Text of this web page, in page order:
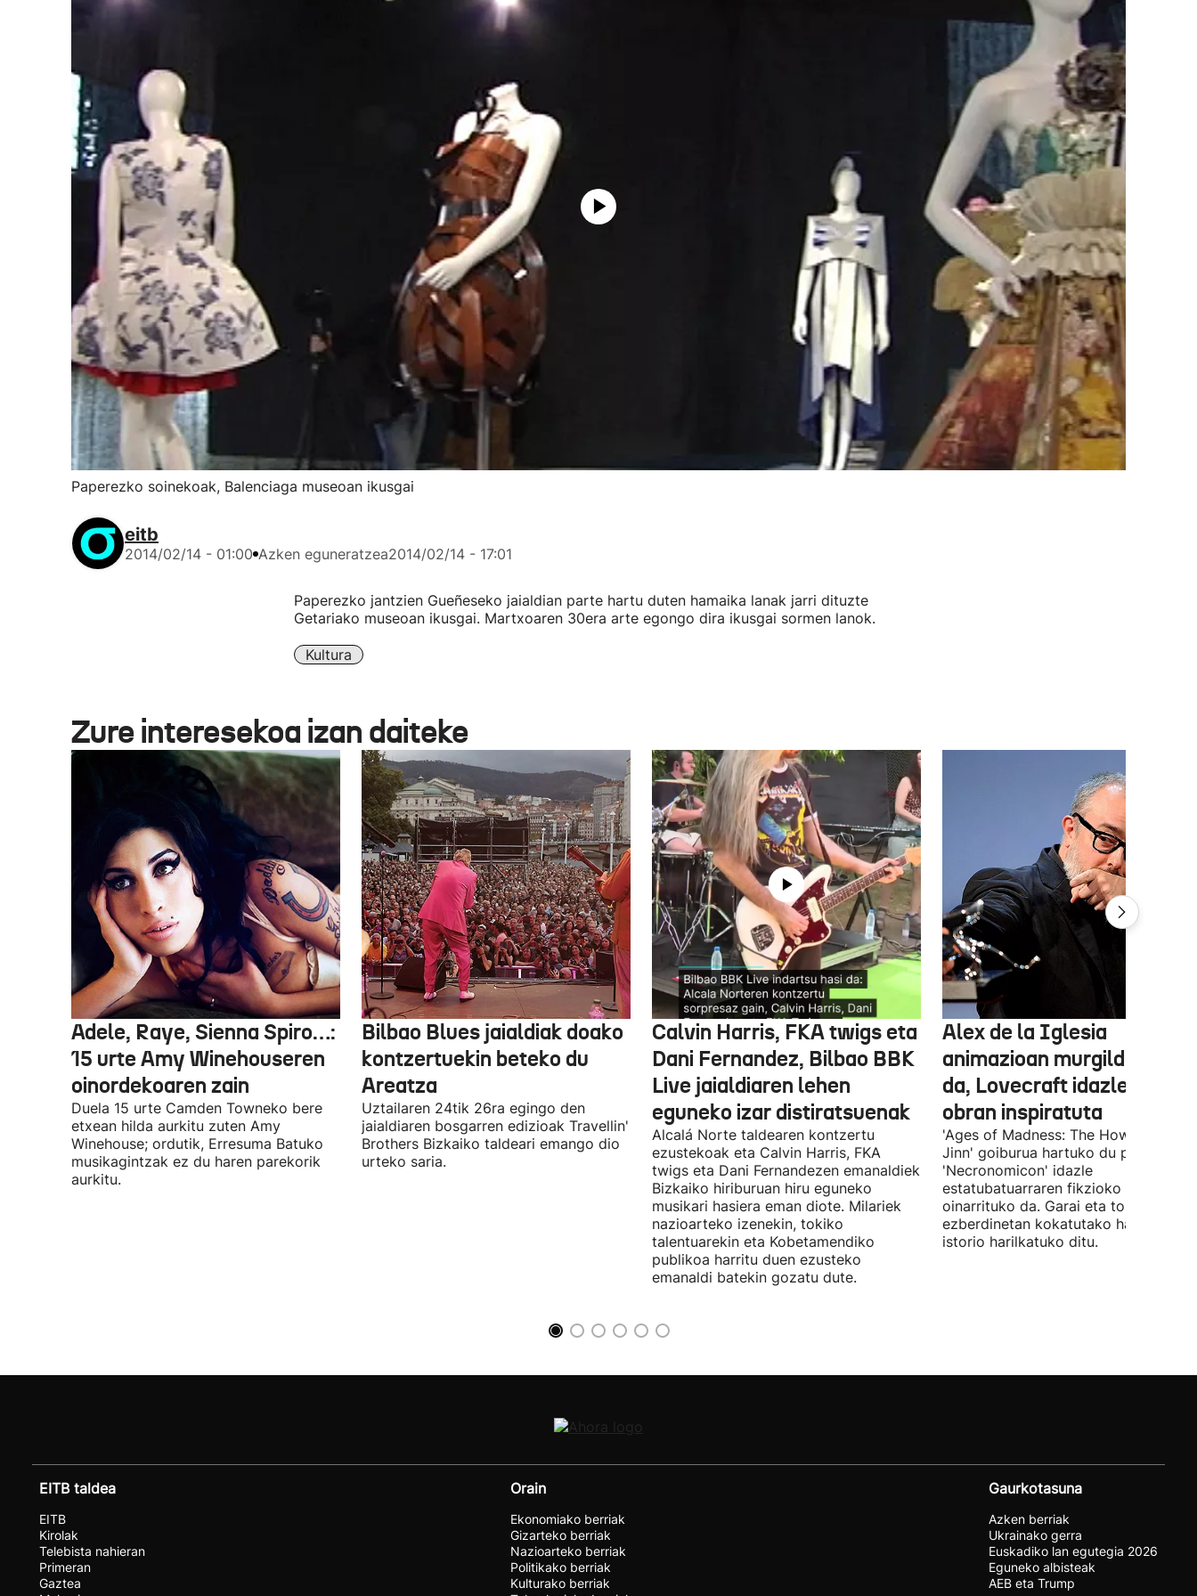
Paperezko soinekoak, Balenciaga museoan ikusgai
eitb
2014/02/14 - 01:00 Azken eguneratzea2014/02/14 - 17:01
Paperezko jantzien Gueñeseko jaialdian parte hartu duten hamaika lanak jarri dituzte
Getariako museoan ikusgai. Martxoaren 30era arte egongo dira ikusgai sormen lanok.
Kultura
Zure interesekoa izan daiteke
Adele, Raye, Sienna Spiro…:
15 urte Amy Winehouseren
oinordekoaren zain
Duela 15 urte Camden Towneko bere
etxean hilda aurkitu zuten Amy
Winehouse; ordutik, Erresuma Batuko
musikagintzak ez du haren parekorik
aurkitu.
Bilbao Blues jaialdiak doako
kontzertuekin beteko du
Areatza
Uztailaren 24tik 26ra egingo den
jaialdiaren bosgarren edizioak Travellin'
Brothers Bizkaiko taldeari emango dio
urteko saria.
Calvin Harris, FKA twigs eta
Dani Fernandez, Bilbao BBK
Live jaialdiaren lehen
eguneko izar distiratsuenak
Alcalá Norte taldearen kontzertu
ezustekoak eta Calvin Harris, FKA
twigs eta Dani Fernandezen emanaldiek
Bizkaiko hiriburuan hiru eguneko
musikari hasiera eman diote. Milariek
nazioarteko izenekin, tokiko
talentuarekin eta Kobetamendiko
publikoa harritu duen ezusteko
emanaldi batekin gozatu dute.
Alex de la Iglesia
animazioan murgilduko
da, Lovecraft idazlearen
obran inspiratuta
'Ages of Madness: The Howling of
Jinn' goiburua hartuko du pelikulak,
'Necronomicon' idazle
estatubatuarraren fikzioko liburuan
oinarrituko da. Garai eta toki
ezberdinetan kokatutako hainbat
istorio harilkatuko ditu.
EITB taldea
EITB
Kirolak
Telebista nahieran
Primeran
Gaztea
Orain
Ekonomiako berriak
Gizarteko berriak
Nazioarteko berriak
Politikako berriak
Kulturako berriak
Gaurkotasuna
Azken berriak
Ukrainako gerra
Euskadiko lan egutegia 2026
Eguneko albisteak
AEB eta Trump